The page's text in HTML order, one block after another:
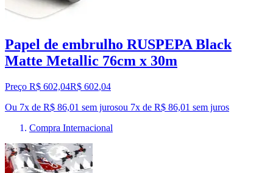
Papel de embrulho RUSPEPA Black
Matte Metallic 76cm x 30m
Preço R$ 602,04R$ 602,04
Ou 7x de R$ 86,01 sem jurosou 7x de R$ 86,01 sem juros
Compra Internacional